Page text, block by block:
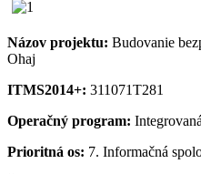
Názov projektu: Budovanie
Ohaj
ITMS2014+: 311071T281
Operačný program:
Prioritná os: 7. Informačná